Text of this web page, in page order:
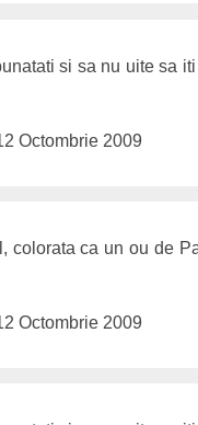
si sa nu uite sa
Octombrie 2009
colorata ca un ou de
Octombrie 2009